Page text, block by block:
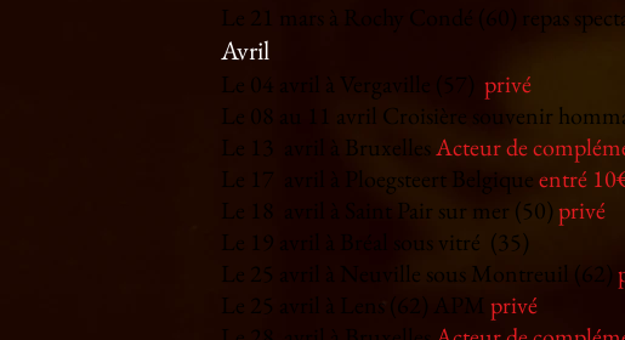
Le 21 mars à Rochy Condé (60) repas
Avril
Le 04 avril à Vergaville (57) privé
Le 08 au 11 avril Croisière souvenir
Le 13 avril à BruxellesActeur de
Le 17 avril à Ploegsteert Belgiqueentré
Le 18 avril à Saint Pair sur mer (50)privé
Le 19 avril à Bréal sous vitré (35)
Le 25 avril à Neuville sous Montreuil (62)
Le 25 avril à Lens (62) APM privé